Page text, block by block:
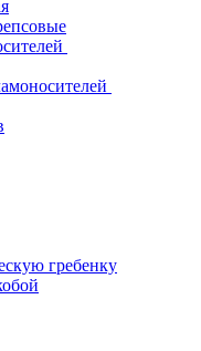
гребенку